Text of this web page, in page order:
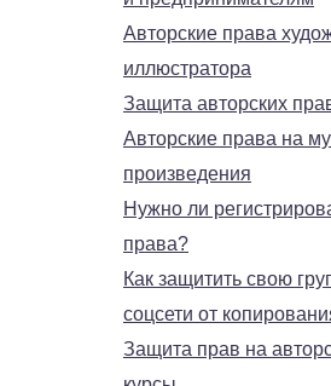
Авторские права
иллюстратора
Защита авторских
Авторские права на
произведения
Нужно ли
права?
Как защитить свою
соцсети от
Защита прав на